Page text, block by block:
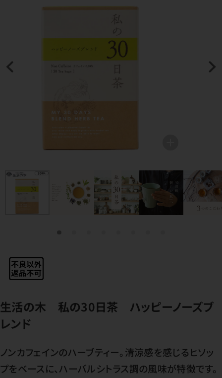
生活の木 私の30日茶 ハッピーノーズブ
レンド
ノンカフェインのハーブティー。清涼感を感じるヒソッ
プをベースに、ハーバルシトラス調の風味が特徴です。